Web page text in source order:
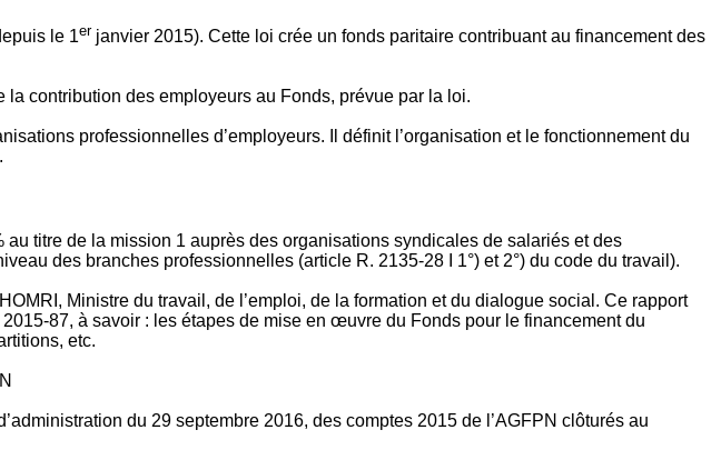
le 1er janvier 2015). Cette loi crée un fonds paritaire contribuant au financement des
contribution des employeurs au Fonds, prévue par la loi.
professionnelles d’employeurs. Il définit l’organisation et le fonctionnement du
titre de la mission 1 auprès des organisations syndicales de salariés et des
des branches professionnelles (article R. 2135‐28 I 1°) et 2°) du code du travail).
Ministre du travail, de l’emploi, de la formation et du dialogue social. Ce rapport
87, à savoir : les étapes de mise en œuvre du Fonds pour le financement du
etc.
du 29 septembre 2016, des comptes 2015 de l’AGFPN clôturés au